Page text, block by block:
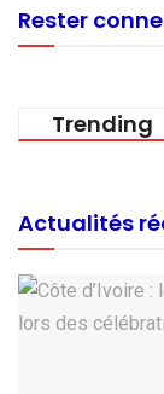
Rester
Trending
Actualités